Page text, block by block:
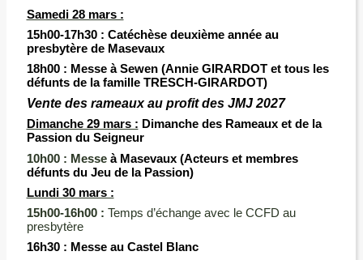
Samedi 28 mars :
15h00-17h30 : Catéchèse deuxième année au
presbytère de Masevaux
18h00 : Messe à Sewen (Annie GIRARDOT et tous les
défunts de la famille TRESCH-GIRARDOT)
Vente des rameaux au profit des JMJ 2027
Dimanche 29 mars : Dimanche des Rameaux et de la
Passion du Seigneur
10h00 : Messeà Masevaux (Acteurs et membres
défunts du Jeu de la Passion)
Lundi 30 mars :
15h00-16h00 : Temps d’échange avec le CCFD au
presbytère
16h30 : Messe au Castel Blanc